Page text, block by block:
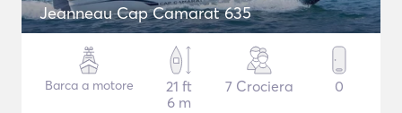
Jeanneau Cap Camarat 635
Barca a motore
21 ft
6 m
7 Crociera 0